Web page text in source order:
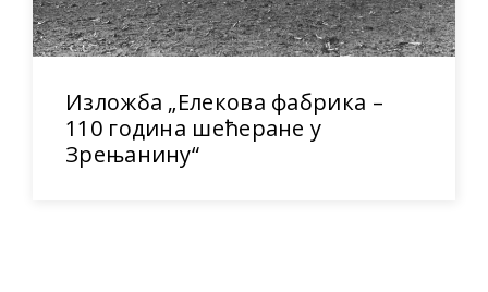
Изложба „Елекова фабрика –
110 година шећеране у
Зрењанину“